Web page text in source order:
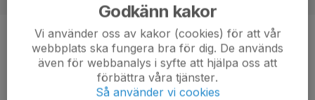
Position
Forward
11 år
Godkänn kakor
Vi använder oss av kakor (cookies) för att vår
webbplats ska fungera bra för dig. De används
även för webbanalys i syfte att hjälpa oss att
förbättra våra tjänster.
Så använder vi cookies